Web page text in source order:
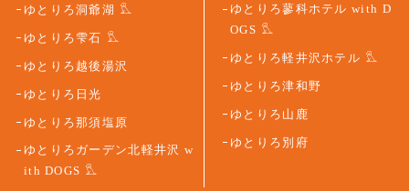
ゆとりろ洞爺湖
ゆとりろ雫石
ゆとりろ越後湯沢
ゆとりろ日光
ゆとりろ那須塩原
ゆとりろガーデン北軽井沢 w
ith DOGS
ゆとりろ蓼科ホテル with D
OGS
ゆとりろ軽井沢ホテル
ゆとりろ津和野
ゆとりろ山鹿
ゆとりろ別府